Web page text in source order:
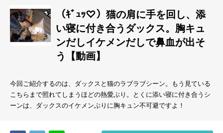
（ｷﾞｭｯ♡）猫の肩に手を回し、添
い寝に付き合うダックス。胸キュ
ンだしイケメンだしで鼻血が出そ
う【動画】
今回ご紹介するのは、ダックスと猫のラブラブシーン。もう見ている
こちらまで照れてしまうほどの熱愛ぶり。とくに添い寝に付き合うシ
ーンは、ダックスのイケメンぶりに胸キュン不可避ですよ！